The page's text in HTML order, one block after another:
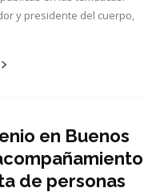
y presidente del cuerpo,
en Buenos
de personas